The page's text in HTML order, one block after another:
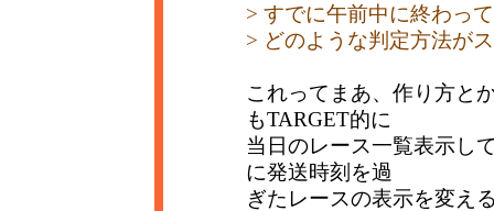
> すでに午前中に終わっ
> どのような判定方法が
これってまあ、作り方と
もTARGET的に
当日のレース一覧表示し
に発送時刻を過
ぎたレースの表示を変え